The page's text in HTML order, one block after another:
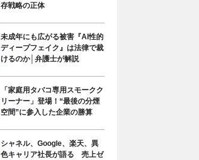
存戦略の正体
未成年にも広がる被害『AI性的
ディープフェイク』は法律で裁
けるのか│弁護士が解説
「家庭用タバコ専用スモークク
リーナー」登場！“最後の分煙
空間”に参入した企業の勝算
シャネル、Google、楽天、異
色キャリア社長が語る 売上ゼ